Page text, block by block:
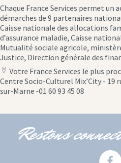
Chaque France Services permet un
démarches de 9 partenaires
Caisse nationale des allocations
d’assurance maladie, Caisse
Mutualité sociale agricole,
Justice, Direction générale des
location
icon
Votre France Services le plus
Centre Socio-Culturel Mix’City - 19
sur-Marne -01 60 93 45 08
Restons